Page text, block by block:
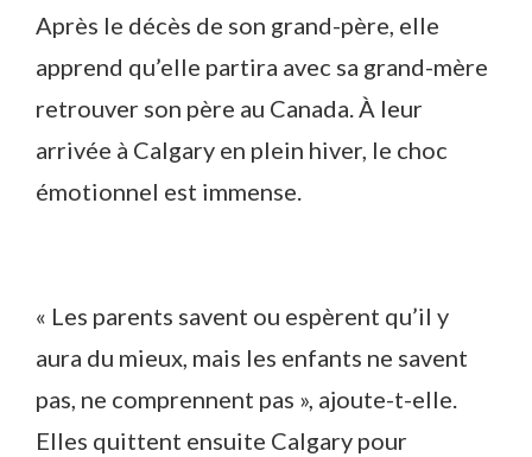
Après le décès de son grand-père, elle
apprend qu’elle partira avec sa grand-mère
retrouver son père au Canada. À leur
arrivée à Calgary en plein hiver, le choc
émotionnel est immense.
« Les parents savent ou espèrent qu’il y
aura du mieux, mais les enfants ne savent
pas, ne comprennent pas », ajoute-t-elle.
Elles quittent ensuite Calgary pour